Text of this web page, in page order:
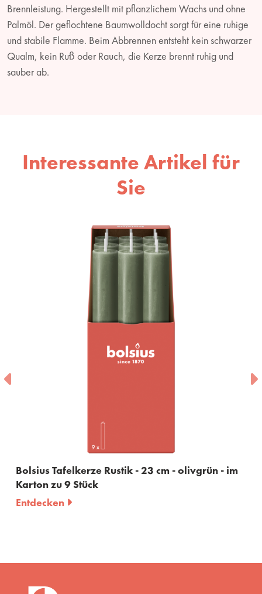
Brennleistung. Hergestellt mit pflanzlichem Wachs und ohne
Palmöl. Der geflochtene Baumwolldocht sorgt für eine ruhige
und stabile Flamme. Beim Abbrennen entsteht kein schwarzer
Qualm, kein Ruß oder Rauch, die Kerze brennt ruhig und
sauber ab.
Interessante Artikel für
Sie
Bolsius Tafelkerze Rustik - 23 cm - olivgrün - im
Karton zu 9 Stück
Entdecken